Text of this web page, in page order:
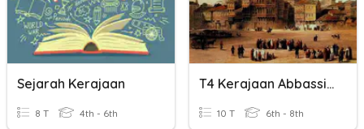
Sejarah Kerajaan
8 T 4th - 6th
T4 Kerajaan Abbassiyah
10 T 6th - 8th